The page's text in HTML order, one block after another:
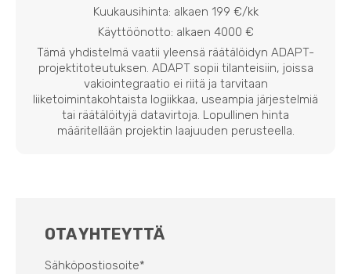
Kuukausihinta: alkaen 199 €/kk
Käyttöönotto: alkaen 4000 €
Tämä yhdistelmä vaatii yleensä räätälöidyn ADAPT-
projektitoteutuksen. ADAPT sopii tilanteisiin, joissa
vakiointegraatio ei riitä ja tarvitaan
liiketoimintakohtaista logiikkaa, useampia järjestelmiä
tai räätälöityjä datavirtoja. Lopullinen hinta
määritellään projektin laajuuden perusteella.
OTA YHTEYTTÄ
Sähköpostiosoite*